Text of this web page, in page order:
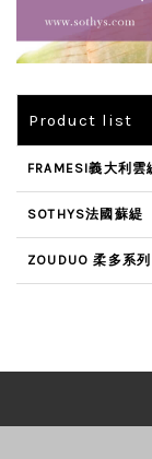
Product list
FRAMESI義大利雲
SOTHYS法國蘇緹
ZOUDUO 柔多系列